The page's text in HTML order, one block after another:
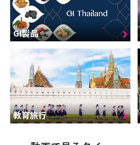
GI製品
教育旅行